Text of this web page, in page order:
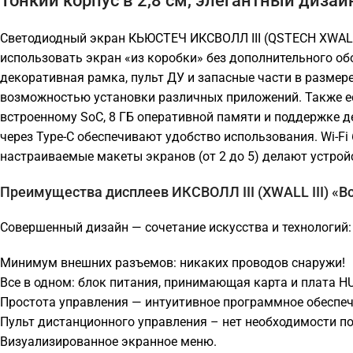
Светодиодный экран КЬЮСТЕЧ ИКСВОЛЛ III (QSTECH
использовать экран «из коробки» без дополнительного
декоративная рамка, пульт ДУ и запасные части в
возможностью установки различных приложений. Также
встроенному SoC, 8 ГБ оперативной памяти и поддержке
через Type-C обеспечивают удобство использования.
настраиваемые макеты экранов (от 2 до 5) делают
Преимущества дисплеев ИКСВОЛЛ III (XWALL III)
Совершенный дизайн — сочетание искусства и технологий:
Минимум внешних разъемов: никаких проводов снаружи!
Все в одном: блок питания, принимающая карта и плата
Простота управления — интуитивное программное
Пульт дистанционного управления – нет необходимости
Визуализированное экранное меню.